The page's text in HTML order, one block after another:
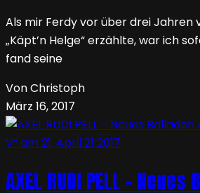
Als mir Ferdy vor über drei Jahren
„Käpt’n Helge“ erzählte, war ich
fand seine
Von Christoph
März 16, 2017
AXEL RUDI PELL –